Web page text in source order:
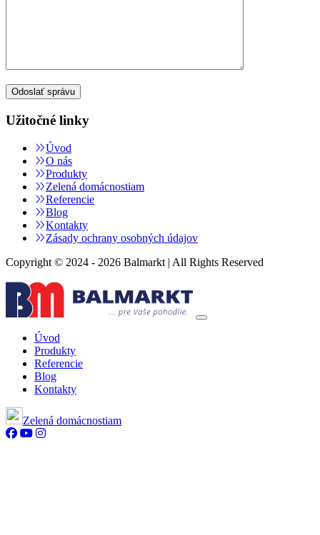
Užitočné linky
Úvod
O nás
Produkty
Zelená domácnostiam
Referencie
Blog
Kontakty
Zásady ochrany osobných údajov
Copyright © 2024 - 2026 Balmarkt | All Rights Reserved
Úvod
Produkty
Referencie
Blog
Kontakty
Zelená domácnostiam